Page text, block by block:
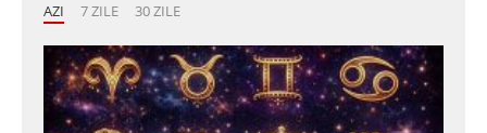
AZI 7 ZILE 30 ZILE